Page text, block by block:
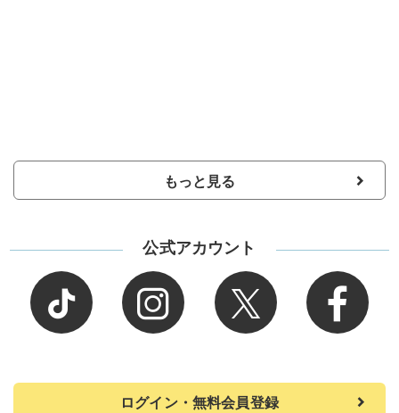
もっと見る
公式アカウント
ログイン・無料会員登録